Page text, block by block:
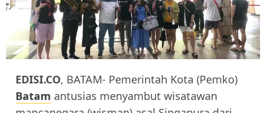
EDISI.CO, BATAM- Pemerintah Kota (Pemko)
Batam antusias menyambut wisatawan